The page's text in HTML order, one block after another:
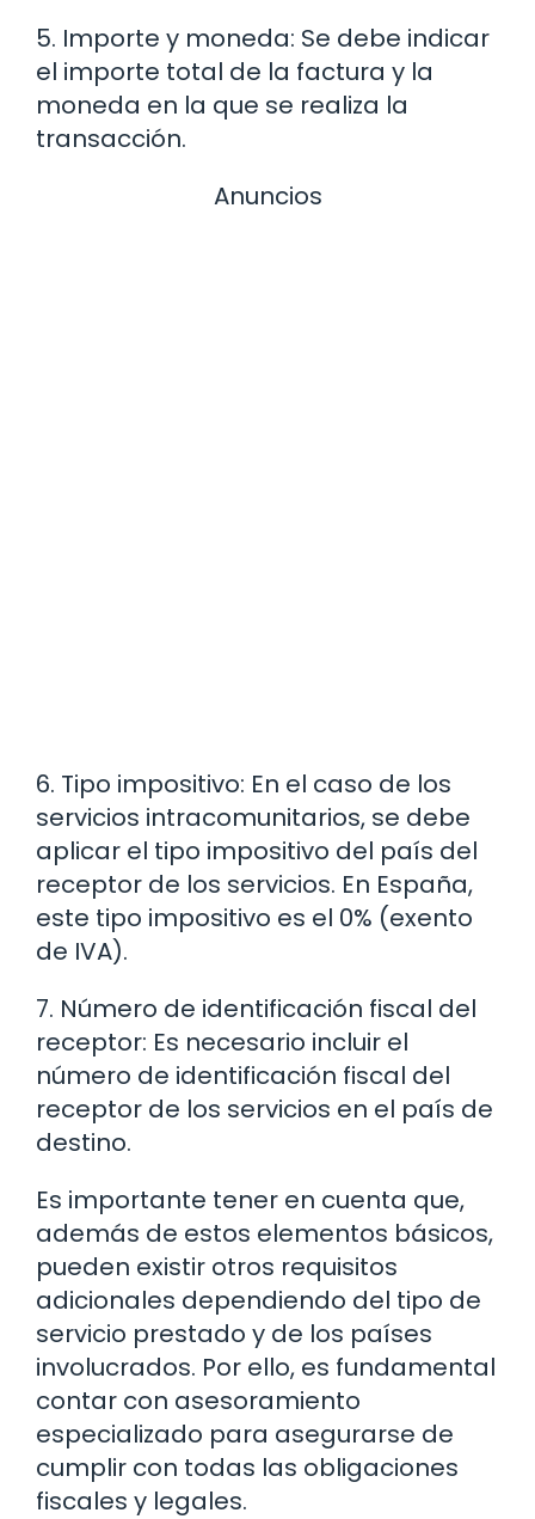
5. Importe y moneda: Se debe indicar
el importe total de la factura y la
moneda en la que se realiza la
transacción.
Anuncios
6. Tipo impositivo: En el caso de los
servicios intracomunitarios, se debe
aplicar el tipo impositivo del país del
receptor de los servicios. En España,
este tipo impositivo es el 0% (exento
de IVA).
7. Número de identificación fiscal del
receptor: Es necesario incluir el
número de identificación fiscal del
receptor de los servicios en el país de
destino.
Es importante tener en cuenta que,
además de estos elementos básicos,
pueden existir otros requisitos
adicionales dependiendo del tipo de
servicio prestado y de los países
involucrados. Por ello, es fundamental
contar con asesoramiento
especializado para asegurarse de
cumplir con todas las obligaciones
fiscales y legales.